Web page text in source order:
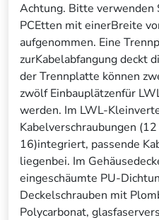
Achtung. Bitte
PCEtten mit einerBreite
aufgenommen. Eine
zurKabelabfangung deckt
der Trennplatte können
zwölf Einbauplätzenfür
werden. Im LWL-
Kabelverschraubungen
16)integriert, passende
liegenbei. Im
eingeschäumte PU-
Deckelschrauben mit
Polycarbonat,